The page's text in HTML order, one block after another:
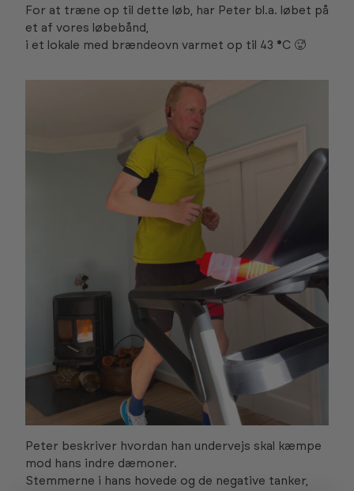
For at træne op til dette løb, har Peter bl.a. løbet på
et af vores løbebånd,
i et lokale med brændeovn varmet op til 43 °C 🥵
Peter beskriver hvordan han undervejs skal kæmpe
mod hans indre dæmoner.
Stemmerne i hans hovede og de negative tanker,